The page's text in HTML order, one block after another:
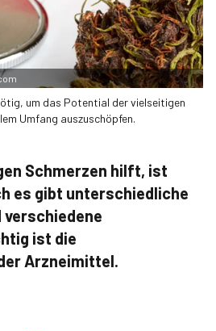
um das Potential der vielseitigen
Umfang auszuschöpfen.
Schmerzen hilft, ist
es gibt unterschiedliche
ist die
Arzneimittel.